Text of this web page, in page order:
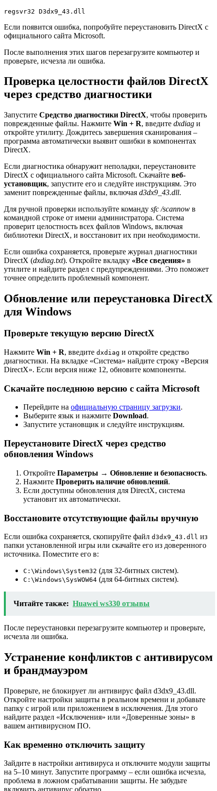
regsvr32 D3dx9_43.dll
Если появится ошибка, попробуйте переустановить DirectX с
официального сайта Microsoft.
После выполнения этих шагов перезагрузите компьютер и
проверьте, исчезла ли ошибка.
Проверка целостности файлов DirectX
через средство диагностики
Запустите Средство диагностики DirectX, чтобы проверить
поврежденные файлы. Нажмите Win + R, введите dxdiag и
откройте утилиту. Дождитесь завершения сканирования –
программа автоматически выявит ошибки в компонентах
DirectX.
Если диагностика обнаружит неполадки, переустановите
DirectX с официального сайта Microsoft. Скачайте веб-
установщик, запустите его и следуйте инструкциям. Это
заменит поврежденные файлы, включая d3dx9_43.dll.
Для ручной проверки используйте команду sfc /scannow в
командной строке от имени администратора. Система
проверит целостность всех файлов Windows, включая
библиотеки DirectX, и восстановит их при необходимости.
Если ошибка сохраняется, проверьте журнал диагностики
DirectX (dxdiag.txt). Откройте вкладку «Все сведения» в
утилите и найдите раздел с предупреждениями. Это поможет
точнее определить проблемный компонент.
Обновление или переустановка DirectX
для Windows
Проверьте текущую версию DirectX
Нажмите Win + R, введите dxdiag и откройте средство
диагностики. На вкладке «Система» найдите строку «Версия
DirectX». Если версия ниже 12, обновите компоненты.
Скачайте последнюю версию с сайта Microsoft
Перейдите на официальную страницу загрузки.
Выберите язык и нажмите Download.
Запустите установщик и следуйте инструкциям.
Переустановите DirectX через средство
обновления Windows
Откройте Параметры → Обновление и безопасность.
Нажмите Проверить наличие обновлений.
Если доступны обновления для DirectX, система
установит их автоматически.
Восстановите отсутствующие файлы вручную
Если ошибка сохраняется, скопируйте файл d3dx9_43.dll из
папки установленной игры или скачайте его из доверенного
источника. Поместите его в:
C:\Windows\System32 (для 32-битных систем).
C:\Windows\SysWOW64 (для 64-битных систем).
Читайте также: Huawei ws330 отзывы
После переустановки перезагрузите компьютер и проверьте,
исчезла ли ошибка.
Устранение конфликтов с антивирусом
и брандмауэром
Проверьте, не блокирует ли антивирус файл d3dx9_43.dll.
Откройте настройки защиты в реальном времени и добавьте
папку с игрой или приложением в исключения. Для этого
найдите раздел «Исключения» или «Доверенные зоны» в
вашем антивирусном ПО.
Как временно отключить защиту
Зайдите в настройки антивируса и отключите модули защиты
на 5–10 минут. Запустите программу – если ошибка исчезла,
проблема в ложном срабатывании защиты. Не забудьте